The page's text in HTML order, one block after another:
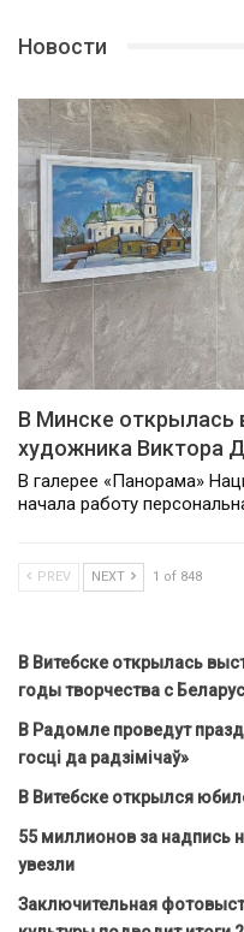
Новости
В Минске открылась
художника Виктора
В галерее «Панорама»
начала работу
PREV NEXT 1 of 848
В Витебске открылась
годы творчества с
В Радомле проведут
госці да радзімічаў»
В Витебске открылся
55 миллионов за надпись
увезли
Заключительная